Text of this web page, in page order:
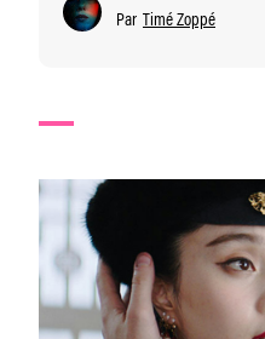
Par Timé Zoppé